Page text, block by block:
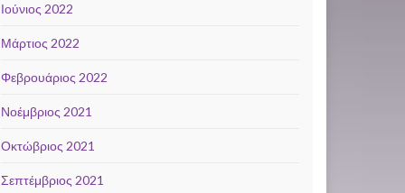
Ιούνιος 2022
Μάρτιος 2022
Φεβρουάριος 2022
Νοέμβριος 2021
Οκτώβριος 2021
Σεπτέμβριος 2021